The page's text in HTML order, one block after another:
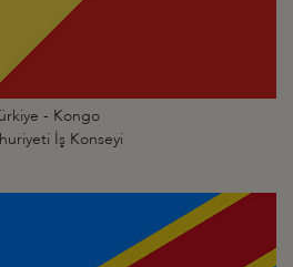
- Kongo
İş Konseyi